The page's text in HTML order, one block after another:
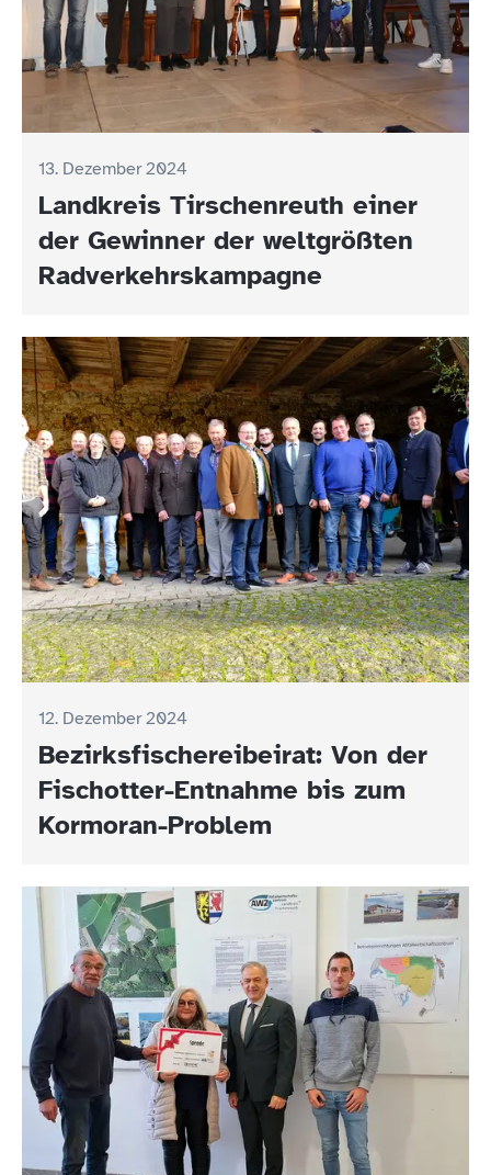
13. Dezember 2024
Landkreis Tirschenreuth einer
der Gewinner der weltgrößten
Radverkehrskampagne
12. Dezember 2024
Bezirksfischereibeirat: Von der
Fischotter-Entnahme bis zum
Kormoran-Problem